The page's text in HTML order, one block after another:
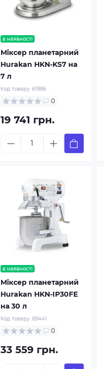
в наявності
Міксер планетарний
Hurakan HKN-KS7 на
7 л
Код товару: 61886
0
19 741 грн.
в наявності
Міксер планетарний
Hurakan HKN-IP30FE
на 30 л
Код товару: 69441
0
33 559 грн.